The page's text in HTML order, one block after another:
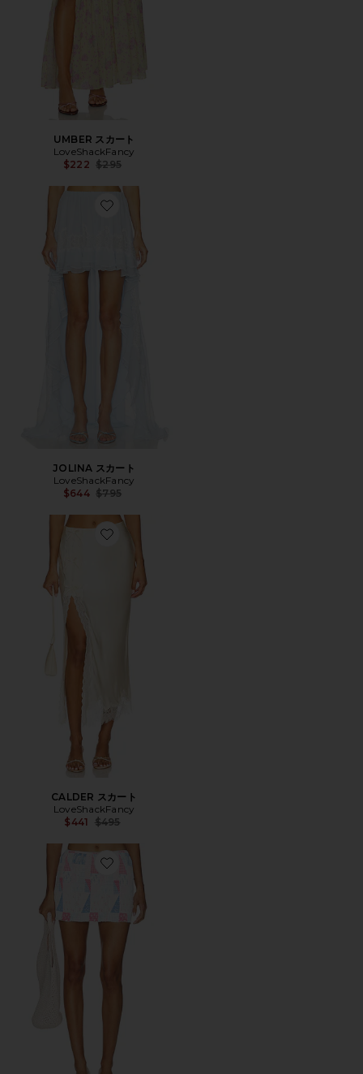
UMBER スカート
LoveShackFancy
$222 Previous price:
$295
Favorite JOLINA スカート
JOLINA スカート
LoveShackFancy
$644 Previous price:
$795
Favorite CALDER スカート
CALDER スカート
LoveShackFancy
$441 Previous price:
$495
Favorite ARWEN スカート